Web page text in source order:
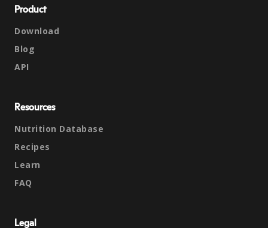
Product
Download
Blog
API
Resources
Nutrition Database
Recipes
Learn
FAQ
Legal